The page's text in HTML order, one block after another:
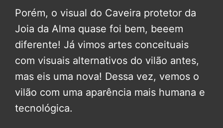
Porém, o visual do Caveira protetor da
Joia da Alma quase foi bem, beeem
diferente! Já vimos artes conceituais
com visuais alternativos do vilão antes,
mas eis uma nova! Dessa vez, vemos o
vilão com uma aparência mais humana e
tecnológica.